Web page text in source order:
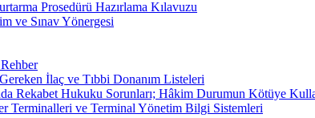
Prosedürü Hazırlama Kılavuzu
ve Sınav Yönergesi
İlaç ve Tıbbi Donanım Listeleri
Rekabet Hukuku Sorunları; Hâkim Durumun Kötüye
Terminalleri ve Terminal Yönetim Bilgi Sistemleri